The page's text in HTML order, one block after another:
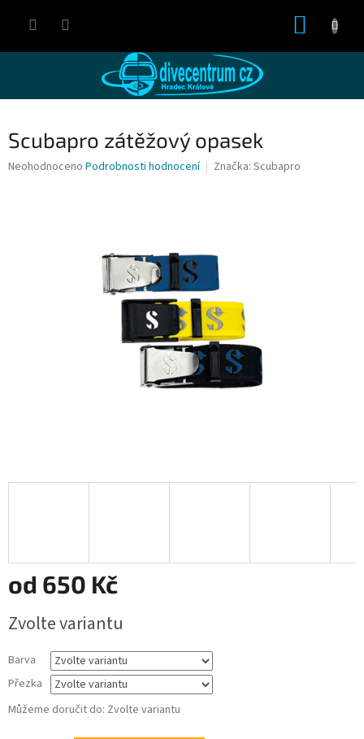
Scubapro zátěžový opasek
Průměrné
Neohodnoceno Podrobnosti hodnocení Značka: Scubapro
od 650 Kč
cena:
Zvolte variantu
Barva
Přezka
Můžeme doručit do: Zvolte variantu